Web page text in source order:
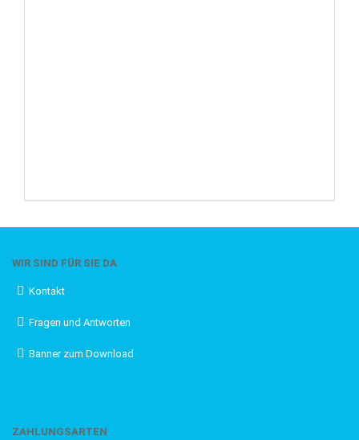
WIR SIND FÜR SIE DA
Kontakt
Fragen und Antworten
Banner zum Download
ZAHLUNGSARTEN